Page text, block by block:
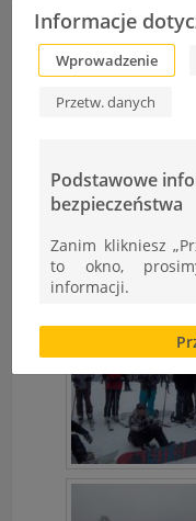
Informacje
Wprowadzenie
Przetw. danych
Podstawowe
bezpieczeństwa
Zanim klikniesz
to okno,
informacji.
Brak zgody bądź
cookies lub
uniemożliwić
Informacje
przetwarzania
czas w sekcji